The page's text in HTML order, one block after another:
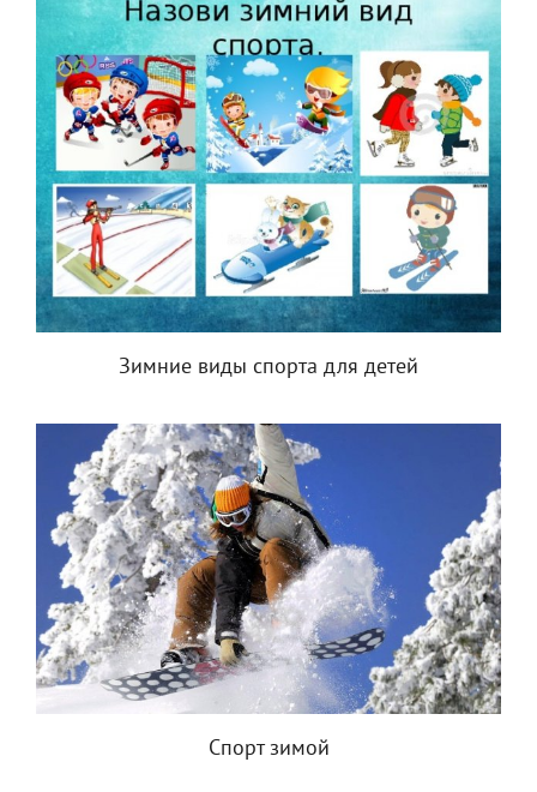
Зимние виды спорта для детей
Спорт зимой